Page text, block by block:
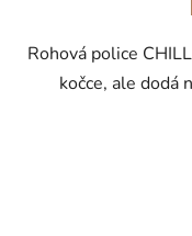
Rohová police
kočce, ale dodá